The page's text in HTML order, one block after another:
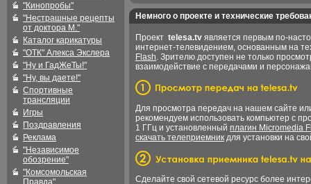
"Кинопробы"
"Нестрашные рецепты
от доктора М."
Каталог карикатуры
"ОТК" Алекса Экслера
"Ну и ГадЖеТы!"
"Ну, вы даете!"
Спортивные
трансляции
Игры
Поздравления
Реклама
"Независимое
обозрение"
"Комсомольская
Правда"
Немного о проекте и технические
Проект telesa.tv является первым по-
интернет-телевидением, основанным на
Flash. Зрителю доступен не только
взаимодействие с передачами и
Для просмотра передач на нашем сайте
рекомендуем использовать компьютер с
1 ГГц и установленный плагин Micromedia
скачать телеприемник для установки на
Сделайте свой сетевой ресурс более